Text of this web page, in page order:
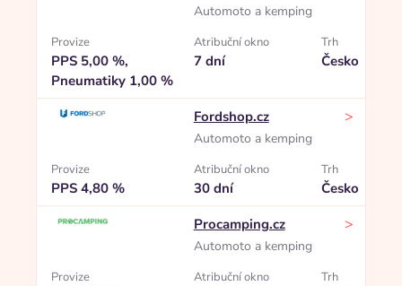
Automoto a kemping
Provize
PPS 5,00 %,
Pneumatiky 1,00 %
Atribuční okno
7 dní
Trh
Česko
Fordshop.cz
Automoto a kemping
>
Provize
PPS 4,80 %
Atribuční okno
30 dní
Trh
Česko
Procamping.cz
Automoto a kemping
>
Provize Atribuční okno Trh